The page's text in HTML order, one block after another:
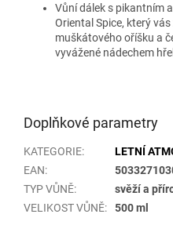
Vůní dálek s pikantním
Oriental Spice, který
muškátového oříšku a
vyvážené nádechem
Doplňkové parametry
KATEGORIE:
LETNÍ
EAN:
TYP VŮNĚ:
svěží a
VELIKOST VŮNĚ: 500 ml